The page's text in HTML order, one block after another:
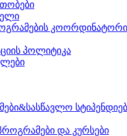
კოორდინატორი
პოლიტიკა
და კურსები